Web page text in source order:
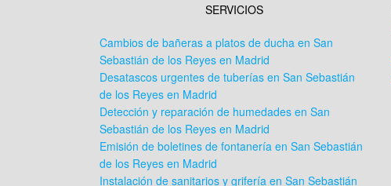
SERVICIOS
Cambios de bañeras a platos de ducha en San
Sebastián de los Reyes en Madrid
Desatascos urgentes de tuberías en San Sebastián
de los Reyes en Madrid
Detección y reparación de humedades en San
Sebastián de los Reyes en Madrid
Emisión de boletines de fontanería en San Sebastián
de los Reyes en Madrid
Instalación de sanitarios y grifería en San Sebastián